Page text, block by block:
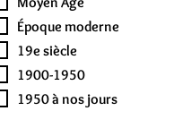
Époque moderne
19e siècle
1900-1950
1950 à nos jours